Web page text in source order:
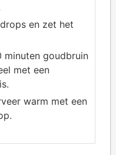
en zet het
minuten goudbruin
met een
warm met een